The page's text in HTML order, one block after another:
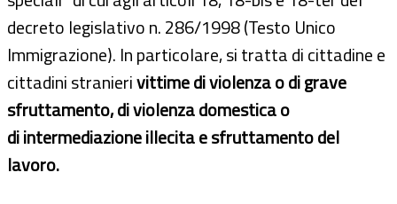
decreto legislativo n. 286/1998 (Testo Unico
Immigrazione). In particolare, si tratta di cittadine e
cittadini stranierivittime di violenza o di grave
sfruttamento, di violenza domestica o
di intermediazione illecita e sfruttamento del
lavoro.